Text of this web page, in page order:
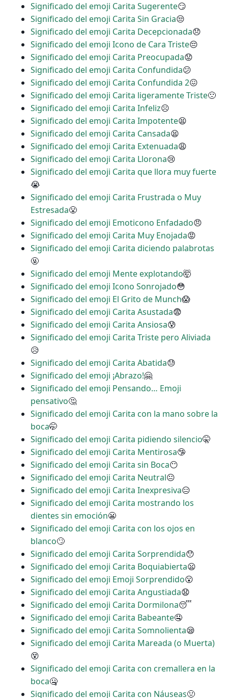
Significado del emoji Carita Sugerente😏
Significado del emoji Carita Sin Gracia😒
Significado del emoji Carita Decepcionada😞
Significado del emoji Icono de Cara Triste😔
Significado del emoji Carita Preocupada😟
Significado del emoji Carita Confundida😕
Significado del emoji Carita Confundida 2😖
Significado del emoji Carita ligeramente Triste🙁
Significado del emoji Carita Infeliz☹
Significado del emoji Carita Impotente😫
Significado del emoji Carita Cansada😫
Significado del emoji Carita Extenuada😩
Significado del emoji Carita Llorona😢
Significado del emoji Carita que llora muy fuerte
😭
Significado del emoji Carita Frustrada o Muy
Estresada😤
Significado del emoji Emoticono Enfadado😠
Significado del emoji Carita Muy Enojada😡
Significado del emoji Carita diciendo palabrotas
🤬
Significado del emoji Mente explotando🤯
Significado del emoji Icono Sonrojado😳
Significado del emoji El Grito de Munch😱
Significado del emoji Carita Asustada😨
Significado del emoji Carita Ansiosa😰
Significado del emoji Carita Triste pero Aliviada
😥
Significado del emoji Carita Abatida😓
Significado del emoji ¡Abrazo!🤗
Significado del emoji Pensando… Emoji
pensativo🤔
Significado del emoji Carita con la mano sobre la
boca🤭
Significado del emoji Carita pidiendo silencio🤫
Significado del emoji Carita Mentirosa🤥
Significado del emoji Carita sin Boca😶
Significado del emoji Carita Neutral😐
Significado del emoji Carita Inexpresiva😑
Significado del emoji Carita mostrando los
dientes sin emoción😬
Significado del emoji Carita con los ojos en
blanco🙄
Significado del emoji Carita Sorprendida😯
Significado del emoji Carita Boquiabierta😦
Significado del emoji Emoji Sorprendido😮
Significado del emoji Carita Angustiada😧
Significado del emoji Carita Dormilona😴
Significado del emoji Carita Babeante🤤
Significado del emoji Carita Somnolienta😪
Significado del emoji Carita Mareada (o Muerta)
😵
Significado del emoji Carita con cremallera en la
boca🤐
Significado del emoji Carita con Náuseas🤢